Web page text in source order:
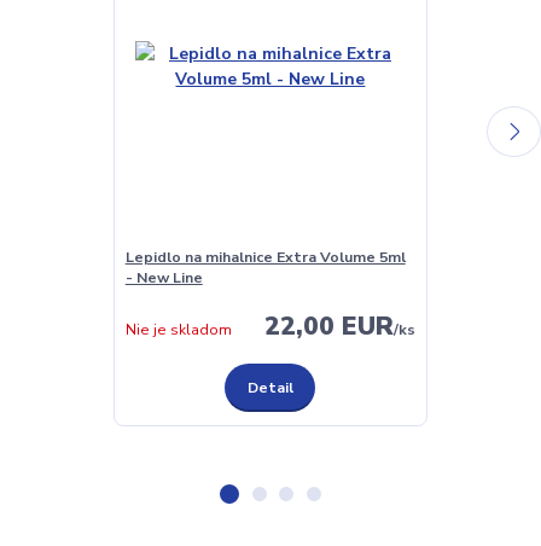
Lepidlo na mihalnice Extra Volume 5ml
- New Line
22,00 EUR/ks
Nie je skladom
Detail